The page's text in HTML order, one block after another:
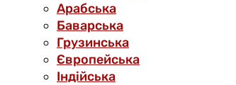
Арабська
Баварська
Грузинська
Європейська
Індійська